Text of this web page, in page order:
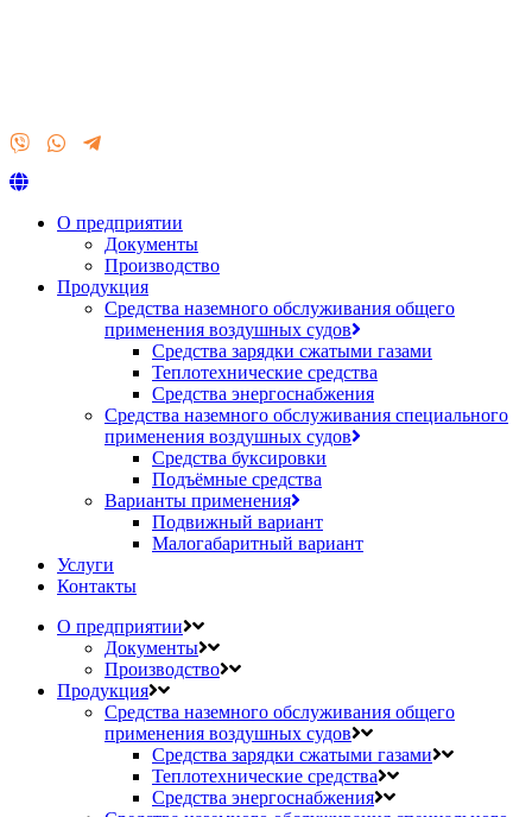
О предприятии
Документы
Производство
Продукция
Средства наземного обслуживания общего
применения воздушных судов
Средства зарядки сжатыми газами
Теплотехнические средства
Средства энергоснабжения
Средства наземного обслуживания специального
применения воздушных судов
Средства буксировки
Подъёмные средства
Варианты применения
Подвижный вариант
Малогабаритный вариант
Услуги
Контакты
О предприятии
Документы
Производство
Продукция
Средства наземного обслуживания общего
применения воздушных судов
Средства зарядки сжатыми газами
Теплотехнические средства
Средства энергоснабжения